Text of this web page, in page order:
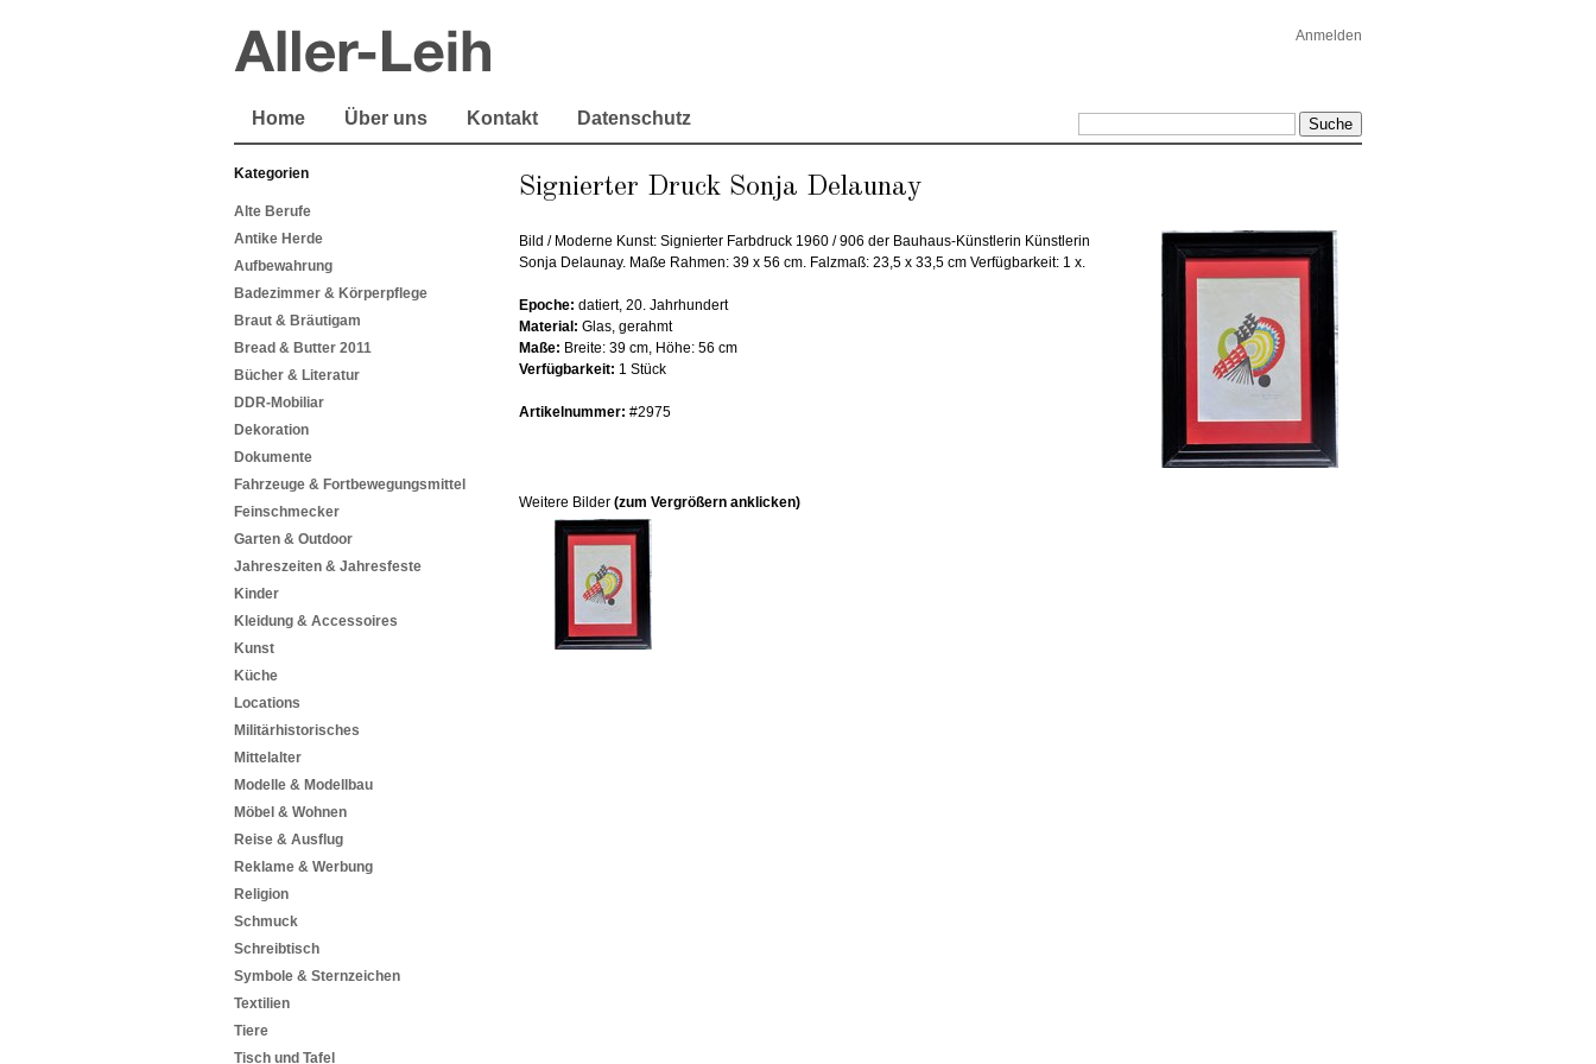
Anmelden
Home Über uns Kontakt Datenschutz
Kategorien
Alte Berufe
Antike Herde
Aufbewahrung
Badezimmer & Körperpflege
Braut & Bräutigam
Bread & Butter 2011
Bücher & Literatur
DDR-Mobiliar
Dekoration
Dokumente
Fahrzeuge & Fortbewegungsmittel
Feinschmecker
Garten & Outdoor
Jahreszeiten & Jahresfeste
Kinder
Kleidung & Accessoires
Kunst
Küche
Locations
Militärhistorisches
Mittelalter
Modelle & Modellbau
Möbel & Wohnen
Reise & Ausflug
Reklame & Werbung
Religion
Schmuck
Schreibtisch
Symbole & Sternzeichen
Textilien
Tiere
Tisch und Tafel
Signierter Druck Sonja Delaunay
Bild / Moderne Kunst: Signierter Farbdruck 1960 / 906 der Bauhaus-Künstlerin Künstlerin
Sonja Delaunay. Maße Rahmen: 39 x 56 cm. Falzmaß: 23,5 x 33,5 cm Verfügbarkeit: 1 x.
Epoche: datiert, 20. Jahrhundert
Material: Glas, gerahmt
Maße: Breite: 39 cm, Höhe: 56 cm
Verfügbarkeit: 1 Stück
Artikelnummer: #2975
Weitere Bilder (zum Vergrößern anklicken)